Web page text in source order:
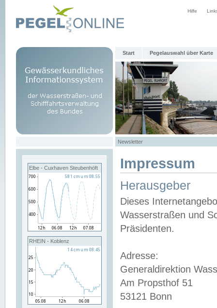
Hilfe
Start Pegelauswahl über Karte
Newsletter
Elbe - Cuxhaven Steubenhöft
RHEIN - Koblenz
Impressum
Herausgeber
Dieses
Wasserstraßen und
Präsidenten.
Adresse:
Generaldirektion
Am Propsthof 51
53121 Bonn